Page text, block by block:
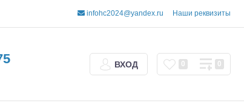
infohc2024@yandex.ru Наши реквизиты
ВХОД 0 0